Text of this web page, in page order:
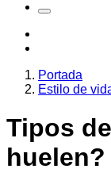
Portada
Estilo de
Tipos
huelen?